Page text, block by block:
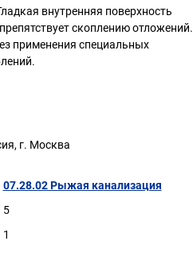
внутренняя поверхность
скоплению отложений.
применения специальных
г. Москва
07.28.02 Рыжая канализация
5
1